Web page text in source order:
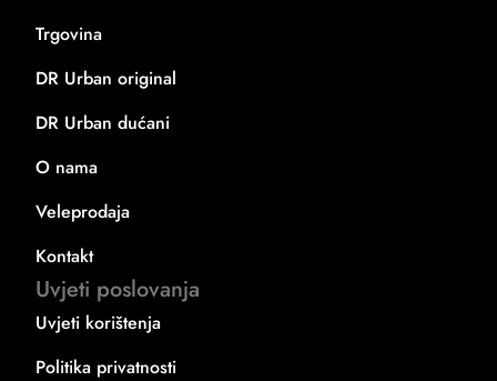
Trgovina
DR Urban original
DR Urban dućani
O nama
Veleprodaja
Kontakt
Uvjeti poslovanja
Uvjeti korištenja
Politika privatnosti